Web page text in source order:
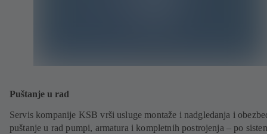
Puštanje u rad
Servis kompanije KSB vrši usluge montaže i nadgledanja i
puštanje u rad pumpi, armatura i kompletnih postrojenja – po